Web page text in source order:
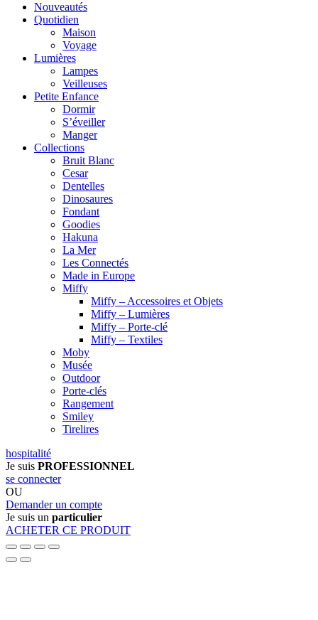
Nouveautés
Quotidien
Maison
Voyage
Lumières
Lampes
Veilleuses
Petite Enfance
Dormir
S’éveiller
Manger
Collections
Bruit Blanc
Cesar
Dentelles
Dinosaures
Fondant
Goodies
Hakuna
La Mer
Les Connectés
Made in Europe
Miffy
Miffy – Accessoires et Objets
Miffy – Lumières
Miffy – Porte-clé
Miffy – Textiles
Moby
Musée
Outdoor
Porte-clés
Rangement
Smiley
Tirelires
hospitalité
Je suis PROFESSIONNEL
se connecter
OU
Demander un compte
Je suis un particulier
ACHETER CE PRODUIT